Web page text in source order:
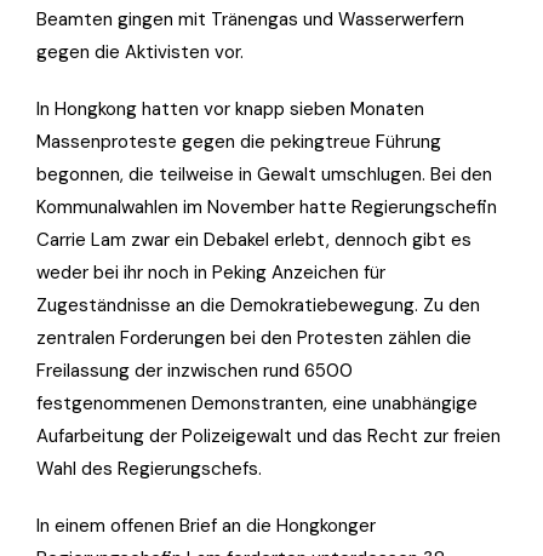
Beamten gingen mit Tränengas und Wasserwerfern
gegen die Aktivisten vor.
In Hongkong hatten vor knapp sieben Monaten
Massenproteste gegen die pekingtreue Führung
begonnen, die teilweise in Gewalt umschlugen. Bei den
Kommunalwahlen im November hatte Regierungschefin
Carrie Lam zwar ein Debakel erlebt, dennoch gibt es
weder bei ihr noch in Peking Anzeichen für
Zugeständnisse an die Demokratiebewegung. Zu den
zentralen Forderungen bei den Protesten zählen die
Freilassung der inzwischen rund 6500
festgenommenen Demonstranten, eine unabhängige
Aufarbeitung der Polizeigewalt und das Recht zur freien
Wahl des Regierungschefs.
In einem offenen Brief an die Hongkonger